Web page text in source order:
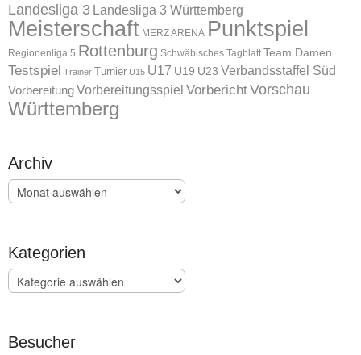
Landesliga 3 Landesliga 3 Württemberg
Meisterschaft MERZ ARENA Punktspiel
Regionenliga 5 Rottenburg Schwäbisches Tagblatt Team Damen
Testspiel Trainer Turnier U15 U17 U19 U23 Verbandsstaffel Süd
VorbereitungVorbereitungsspiel VorberichtVorschau
Württemberg
Archiv
Archiv
Kategorien
Kategorien
Besucher